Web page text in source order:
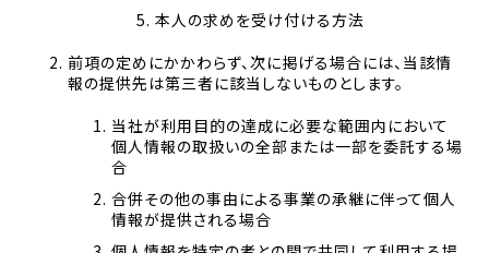
本人の求めを受け付ける方法
前項の定めにかかわらず、次に掲げる場合には、当該情
報の提供先は第三者に該当しないものとします。
当社が利用目的の達成に必要な範囲内において
個人情報の取扱いの全部または一部を委託する場
合
合併その他の事由による事業の承継に伴って個人
情報が提供される場合